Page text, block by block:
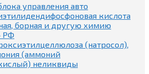
управления авто
кислота
борная и другую химию
РФ
(натросол),
(аммоний
неликвиды